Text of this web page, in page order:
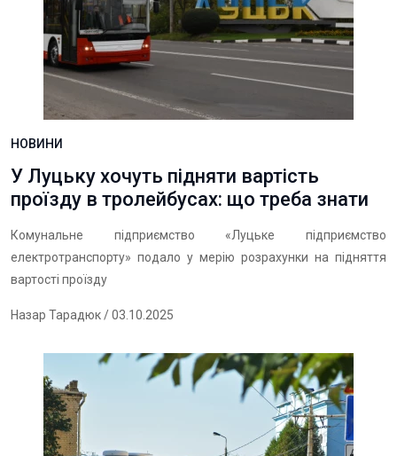
НОВИНИ
У Луцьку хочуть підняти вартість
проїзду в тролейбусах: що треба знати
Комунальне підприємство «Луцьке підприємство
електротранспорту» подало у мерію розрахунки на підняття
вартості проїзду
Назар Тарадюк/ 03.10.2025